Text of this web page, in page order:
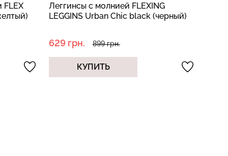
FLEX
Леггинсы с молнией FLEXING
LEGGINS Urban Chic black (черный)
629 грн. 899 грн.
КУПИТЬ